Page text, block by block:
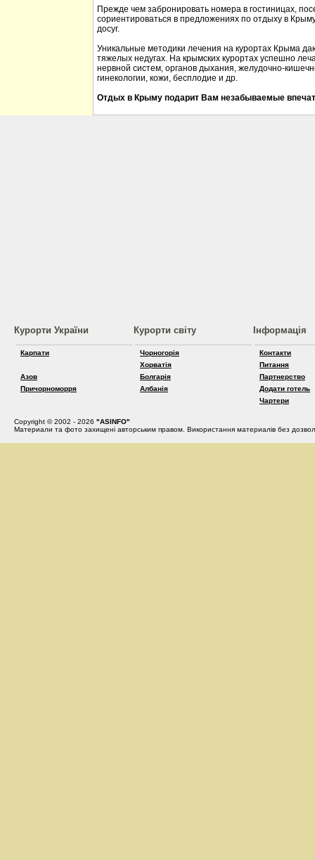
Прежде чем забронировать номера в гостиницах,
сориентироваться в предложениях по отдыху в
досуг.
Уникальные методики лечения на курортах Крыма
тяжелых недугах. На крымских курортах успешно
нервной систем, органов дыхания, желудочно-
гинекологии, кожи, бесплодие и др.
Отдых в Крыму подарит Вам незабываемые
Курорти України
Карпати
Азов
Причорноморря
Курорти світу
Чорногорія
Хорватія
Болгарія
Албанія
Інформація
Контакти
Питання
Партнерство
Додати готель
Чартери
Copyright © 2002 - 2026 "ASINFO"
Материали та фото захищені авторським правом. Використання материалів без